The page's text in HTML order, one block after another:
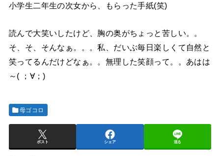
小学生二年生の次女から、もらった手紙(笑)
読んで大笑いしたけど、胸の奥がちょっと苦しい。。
そ、そ、そんなぁ。。。私、だいぶ毎日楽しくて自然と
笑ってるんだけどなぁ。。無理した笑顔って。。あはは
～( ；∀；)
母ゴコロ
ポスト シェア 送る